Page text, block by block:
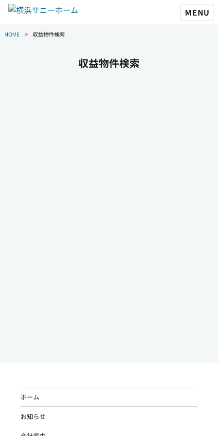
MENU
HOME 収益物件検索
収益物件検索
ホーム
お知らせ